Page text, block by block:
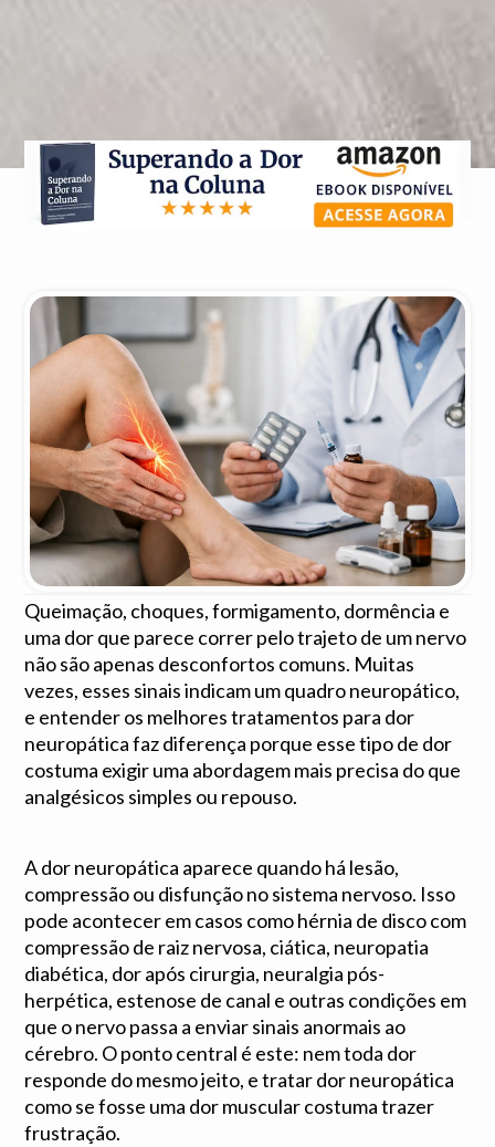
Queimação, choques, formigamento, dormência e
uma dor que parece correr pelo trajeto de um nervo
não são apenas desconfortos comuns. Muitas
vezes, esses sinais indicam um quadro neuropático,
e entender os melhores tratamentos para dor
neuropática faz diferença porque esse tipo de dor
costuma exigir uma abordagem mais precisa do que
analgésicos simples ou repouso.
A dor neuropática aparece quando há lesão,
compressão ou disfunção no sistema nervoso. Isso
pode acontecer em casos como hérnia de disco com
compressão de raiz nervosa, ciática, neuropatia
diabética, dor após cirurgia, neuralgia pós-
herpética, estenose de canal e outras condições em
que o nervo passa a enviar sinais anormais ao
cérebro. O ponto central é este: nem toda dor
responde do mesmo jeito, e tratar dor neuropática
como se fosse uma dor muscular costuma trazer
frustração.